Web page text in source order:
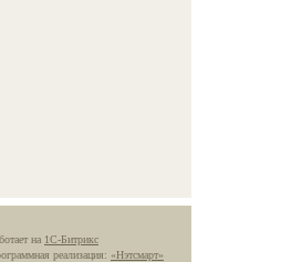
на 1С-Битрикс
реализация: «Нэтсмарт»